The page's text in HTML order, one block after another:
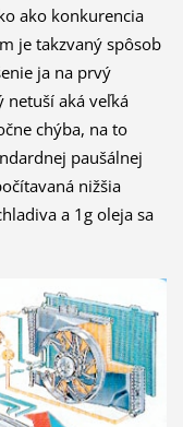
ako konkurencia
je takzvaný spôsob
ja na prvý
netuší aká veľká
chýba, na to
paušálnej
nižšia
a 1g oleja sa